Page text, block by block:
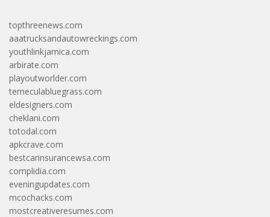
topthreenews.com
aaatrucksandautowreckings.com
youthlinkjamica.com
arbirate.com
playoutworlder.com
temeculabluegrass.com
eldesigners.com
cheklani.com
totodal.com
apkcrave.com
bestcarinsurancewsa.com
complidia.com
eveningupdates.com
mcochacks.com
mostcreativeresumes.com